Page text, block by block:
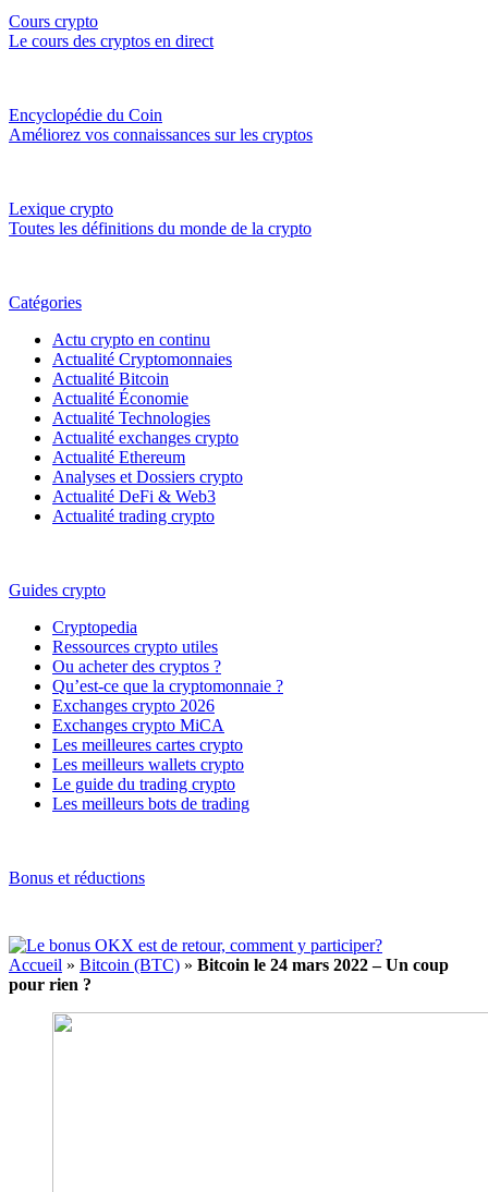
Cours crypto
Le cours des cryptos en direct
Encyclopédie du Coin
Améliorez vos connaissances sur les cryptos
Lexique crypto
Toutes les définitions du monde de la crypto
Catégories
Actu crypto en continu
Actualité Cryptomonnaies
Actualité Bitcoin
Actualité Économie
Actualité Technologies
Actualité exchanges crypto
Actualité Ethereum
Analyses et Dossiers crypto
Actualité DeFi & Web3
Actualité trading crypto
Guides crypto
Cryptopedia
Ressources crypto utiles
Ou acheter des cryptos ?
Qu’est-ce que la cryptomonnaie ?
Exchanges crypto 2026
Exchanges crypto MiCA
Les meilleures cartes crypto
Les meilleurs wallets crypto
Le guide du trading crypto
Les meilleurs bots de trading
Bonus et réductions
Accueil » Bitcoin (BTC) » Bitcoin le 24 mars 2022 – Un coup
pour rien ?